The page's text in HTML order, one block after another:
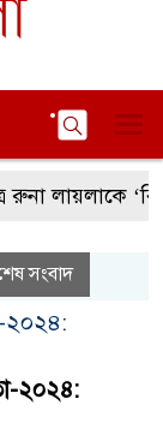
লায়লাকে ‘বিশেষ
সংবাদ
২০২৪:
২০২৪: